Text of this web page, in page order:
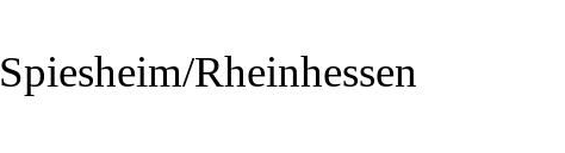
Spiesheim/Rheinhessen